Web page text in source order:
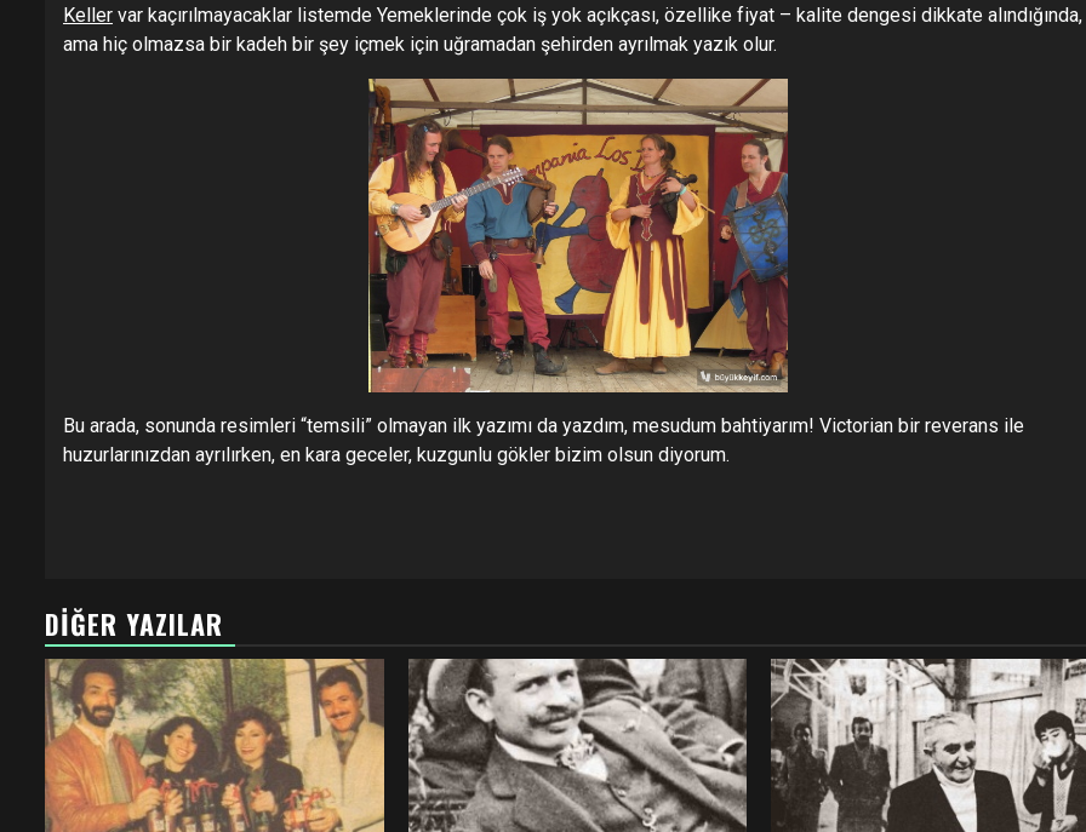
Keller var kaçırılmayacaklar listemde Yemeklerinde çok iş yok açıkçası, özellike fiyat – kalite dengesi dikkate alındığında,
ama hiç olmazsa bir kadeh bir şey içmek için uğramadan şehirden ayrılmak yazık olur.
Bu arada, sonunda resimleri “temsili” olmayan ilk yazımı da yazdım, mesudum bahtiyarım! Victorian bir reverans ile
huzurlarınızdan ayrılırken, en kara geceler, kuzgunlu gökler bizim olsun diyorum.
DIĞER YAZILAR